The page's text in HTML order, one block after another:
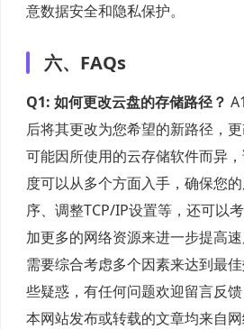
意数据安全和隐私保护。
六、FAQs
Q1: 如何更改云盘的存储路径？
后将其更改为您希望的新路径，
可能因所使用的云存储软件而异
度可以从多个方面入手，确保您
序、调整TCP/IP设置等，还可以
加更多的网络资源来进一步提高
需要综合考虑多个因素来达到最
些疑惑，有任何问题欢迎留言反馈
本网站发布或转载的文章均来自